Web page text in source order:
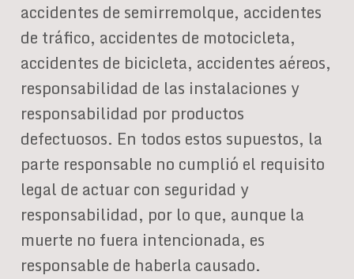
accidentes de semirremolque, accidentes
de tráfico, accidentes de motocicleta,
accidentes de bicicleta, accidentes aéreos,
responsabilidad de las instalaciones y
responsabilidad por productos
defectuosos. En todos estos supuestos, la
parte responsable no cumplió el requisito
legal de actuar con seguridad y
responsabilidad, por lo que, aunque la
muerte no fuera intencionada, es
responsable de haberla causado.